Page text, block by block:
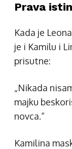
Prava
Kada je
je i Kamilu i
prisutne:
„Nikada
majku
novca.“
Kamilina